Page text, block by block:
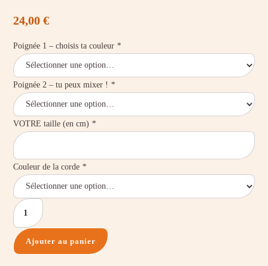
24,00€
Poignée 1 – choisis ta couleur *
Poignée 2 – tu peux mixer ! *
VOTRE taille (en cm) *
Couleur de la corde *
Ajouter au panier